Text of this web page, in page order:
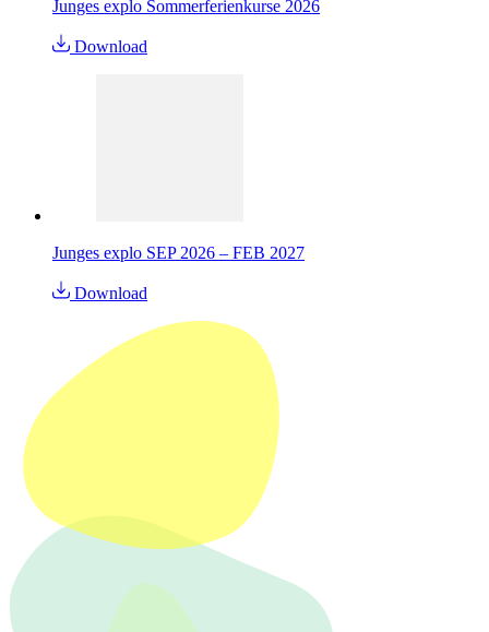
Junges explo Sommerferienkurse 2026
Download
Junges explo SEP 2026 – FEB 2027
Download